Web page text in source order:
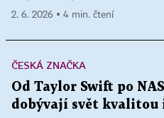
2. 6. 2026 ▪ 4 min. čtení
ČESKÁ ZNAČKA
Od Taylor Swift po
dobývají svět kvalitou